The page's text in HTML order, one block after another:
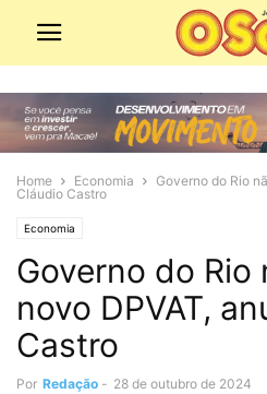
Home Economia
Governo do Rio
Cláudio Castro
Economia
Governo do Rio
novo DPVAT,
Castro
Por Redação - 28 de outubro de 2024